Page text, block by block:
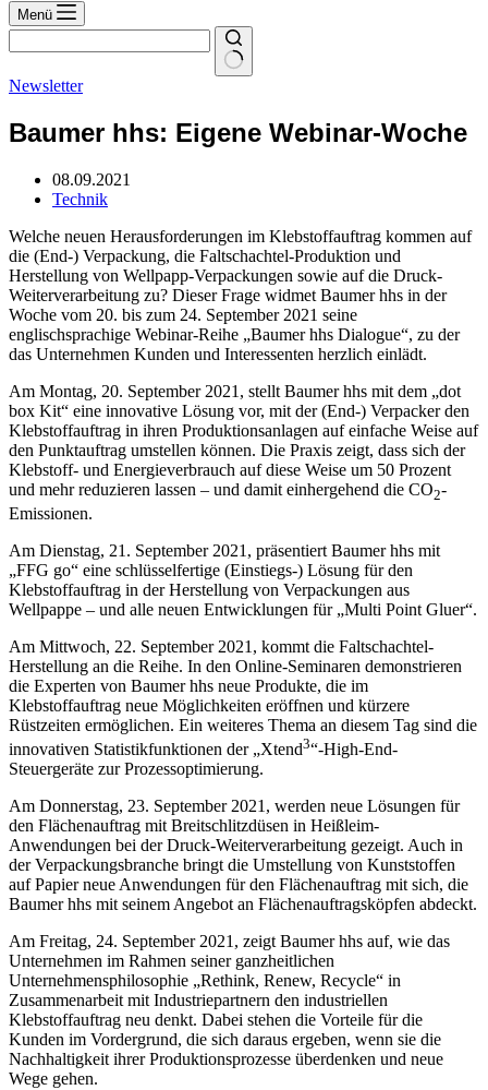
Menü
Newsletter
Baumer hhs: Eigene Webinar-Woche
08.09.2021
Technik
Welche neuen Herausforderungen im Klebstoffauftrag kommen auf
die (End-) Verpackung, die Faltschachtel-Produktion und
Herstellung von Wellpapp-Verpackungen sowie auf die Druck-
Weiterverarbeitung zu? Dieser Frage widmet Baumer hhs in der
Woche vom 20. bis zum 24. September 2021 seine
englischsprachige Webinar-Reihe „Baumer hhs Dialogue“, zu der
das Unternehmen Kunden und Interessenten herzlich einlädt.
Am Montag, 20. September 2021, stellt Baumer hhs mit dem „dot
box Kit“ eine innovative Lösung vor, mit der (End-) Verpacker den
Klebstoffauftrag in ihren Produktionsanlagen auf einfache Weise auf
den Punktauftrag umstellen können. Die Praxis zeigt, dass sich der
Klebstoff- und Energieverbrauch auf diese Weise um 50 Prozent
und mehr reduzieren lassen – und damit einhergehend die CO2-
Emissionen.
Am Dienstag, 21. September 2021, präsentiert Baumer hhs mit
„FFG go“ eine schlüsselfertige (Einstiegs-) Lösung für den
Klebstoffauftrag in der Herstellung von Verpackungen aus
Wellpappe – und alle neuen Entwicklungen für „Multi Point Gluer“.
Am Mittwoch, 22. September 2021, kommt die Faltschachtel-
Herstellung an die Reihe. In den Online-Seminaren demonstrieren
die Experten von Baumer hhs neue Produkte, die im
Klebstoffauftrag neue Möglichkeiten eröffnen und kürzere
Rüstzeiten ermöglichen. Ein weiteres Thema an diesem Tag sind die
innovativen Statistikfunktionen der „Xtend3“-High-End-
Steuergeräte zur Prozessoptimierung.
Am Donnerstag, 23. September 2021, werden neue Lösungen für
den Flächenauftrag mit Breitschlitzdüsen in Heißleim-
Anwendungen bei der Druck-Weiterverarbeitung gezeigt. Auch in
der Verpackungsbranche bringt die Umstellung von Kunststoffen
auf Papier neue Anwendungen für den Flächenauftrag mit sich, die
Baumer hhs mit seinem Angebot an Flächenauftragsköpfen abdeckt.
Am Freitag, 24. September 2021, zeigt Baumer hhs auf, wie das
Unternehmen im Rahmen seiner ganzheitlichen
Unternehmensphilosophie „Rethink, Renew, Recycle“ in
Zusammenarbeit mit Industriepartnern den industriellen
Klebstoffauftrag neu denkt. Dabei stehen die Vorteile für die
Kunden im Vordergrund, die sich daraus ergeben, wenn sie die
Nachhaltigkeit ihrer Produktionsprozesse überdenken und neue
Wege gehen.